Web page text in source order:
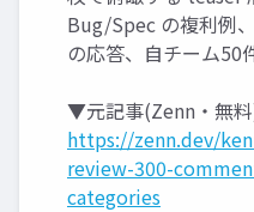
Bug/Spec の複利例
の応答、自チーム50
▼元記事(Zenn・無
https://zenn.dev/
review-300-
categories